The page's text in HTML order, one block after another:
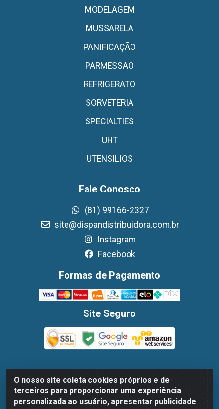
O nosso site coleta cookies próprios e de
terceiros para proporcionar uma experiência
personalizada ao usuário, apresentar publicidade
MODELAGEM
MUSSARELA
PANIFICAÇÃO
PARMESSAO
REFRIGERATO
SORVETERIA
SPECIALTIES
UHT
UTENSILIOS
Fale Conosco
(81) 99166-2327
site@dispandistribuidora.com.br
Instagram
Facebook
Formas de Pagamento
Site Seguro
Dispan Distribuidora de Alimentos LTDA - Avenida
Marechal Mascarenhas De Moraes, 1048- Imbiribeira,
Recife/PE - CEP 51.170-000 - CNPJ 30.779.584/0003-78